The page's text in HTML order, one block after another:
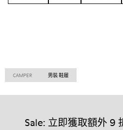
CAMPER 男裝 鞋履
Sale: 立即獲取額外 9